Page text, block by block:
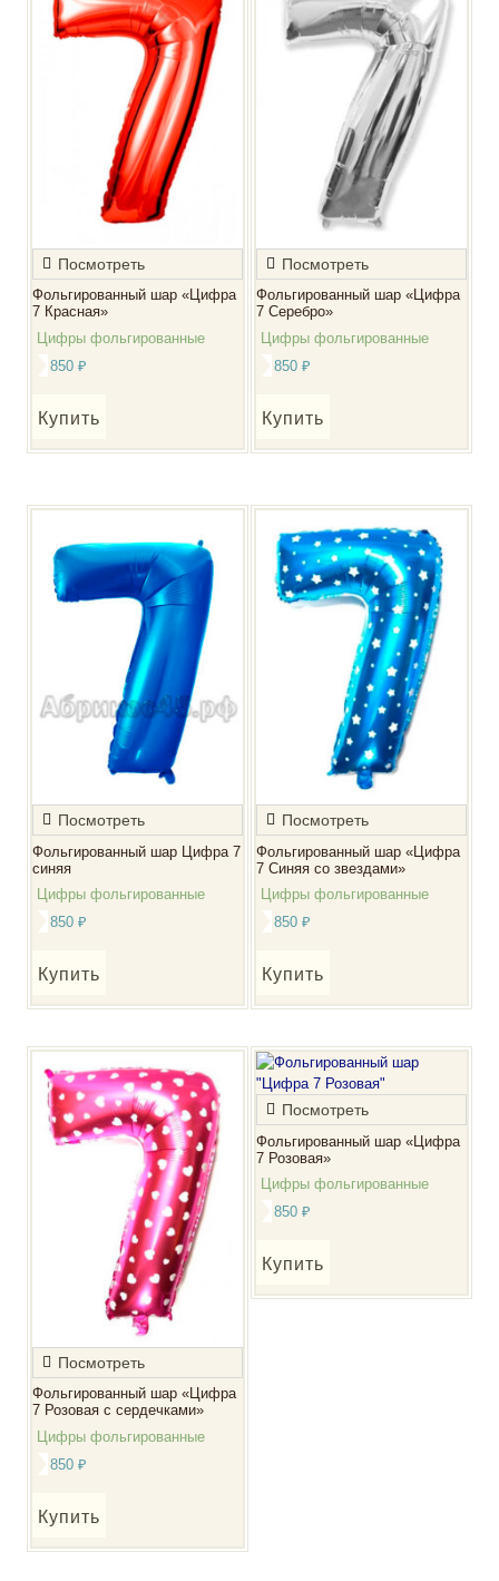
Посмотреть
Фольгированный шар «Цифра
7 Красная»
Цифры фольгированные
850 ₽
Купить
Посмотреть
Фольгированный шар «Цифра
7 Серебро»
Цифры фольгированные
850 ₽
Купить
Посмотреть
Фольгированный шар Цифра 7
синяя
Цифры фольгированные
850 ₽
Купить
Посмотреть
Фольгированный шар «Цифра
7 Синяя со звездами»
Цифры фольгированные
850 ₽
Купить
Посмотреть
Фольгированный шар «Цифра
7 Розовая с сердечками»
Цифры фольгированные
850 ₽
Купить
Посмотреть
Фольгированный шар «Цифра
7 Розовая»
Цифры фольгированные
850 ₽
Купить